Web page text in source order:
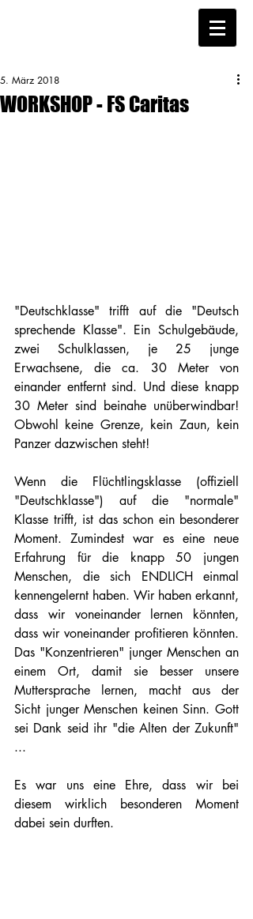
WORKSHOP - FS Caritas
5. März 2018
"Deutschklasse" trifft auf die "Deutsch
sprechende Klasse". Ein Schulgebäude,
zwei Schulklassen, je 25 junge
Erwachsene, die ca. 30 Meter von
einander entfernt sind. Und diese knapp
30 Meter sind beinahe unüberwindbar!
Obwohl keine Grenze, kein Zaun, kein
Panzer dazwischen steht!
Wenn die Flüchtlingsklasse (offiziell
"Deutschklasse") auf die "normale"
Klasse trifft, ist das schon ein besonderer
Moment. Zumindest war es eine neue
Erfahrung für die knapp 50 jungen
Menschen, die sich ENDLICH einmal
kennengelernt haben. Wir haben erkannt,
dass wir voneinander lernen könnten,
dass wir voneinander profitieren könnten.
Das "Konzentrieren" junger Menschen an
einem Ort, damit sie besser unsere
Muttersprache lernen, macht aus der
Sicht junger Menschen keinen Sinn. Gott
sei Dank seid ihr "die Alten der Zukunft"
...
Es war uns eine Ehre, dass wir bei
diesem wirklich besonderen Moment
dabei sein durften.